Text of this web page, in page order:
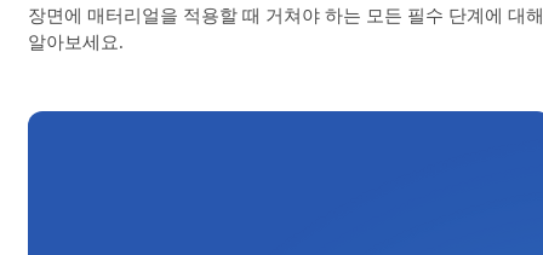
장면에 매터리얼을 적용할 때 거쳐야 하는 모든 필수 단계에 대해
알아보세요.